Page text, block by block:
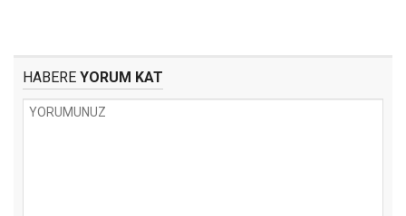
HABERE YORUM KAT